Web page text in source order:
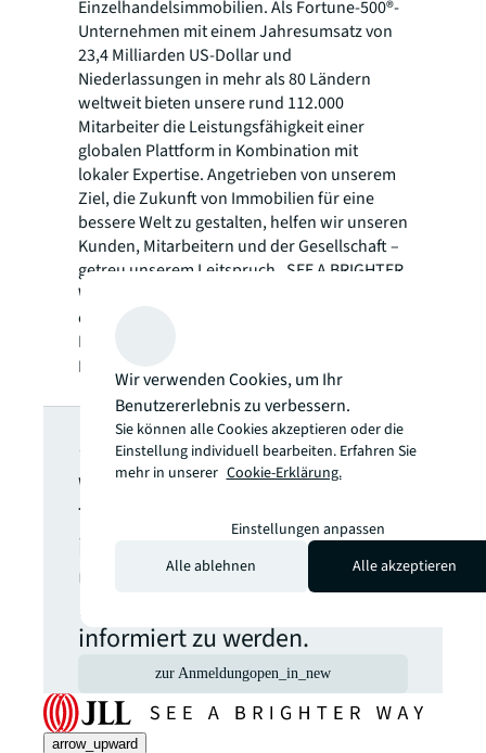
Einzelhandelsimmobilien. Als Fortune-500®-
Unternehmen mit einem Jahresumsatz von
23,4 Milliarden US-Dollar und
Niederlassungen in mehr als 80 Ländern
weltweit bieten unsere rund 112.000
Mitarbeiter die Leistungsfähigkeit einer
globalen Plattform in Kombination mit
lokaler Expertise. Angetrieben von unserem
Ziel, die Zukunft von Immobilien für eine
bessere Welt zu gestalten, helfen wir unseren
Kunden, Mitarbeitern und der Gesellschaft –
getreu unserem Leitspruch „SEE A BRIGHTER
WAY“. JLL ist der Markenname und ein
eingetragenes Markenzeichen von Jones
Lang LaSalle Incorporated. Weitere
Informationen finden Sie unter
jll.com
JLL Newsletter
Wählen Sie aus, welche
Themen Sie aktuell
interessieren, um regelmäßig
über relevante
Neuveröffentlichungen
informiert zu werden.
zur Anmeldungopen_in_new
arrow_upward
Wir verwenden Cookies, um Ihr
Benutzererlebnis zu verbessern.
Sie können alle Cookies akzeptieren oder die
Einstellung individuell bearbeiten. Erfahren Sie
mehr in unserer Cookie-Erklärung.
Einstellungen anpassen
Alle ablehnen
Alle akzeptieren